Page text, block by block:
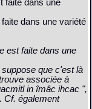
faite dans une
dans une variété
est faite dans une
que c'est là
associée à
in îmâc ihcac ",
Cf. également